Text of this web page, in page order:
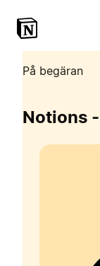
På begäran
Notions